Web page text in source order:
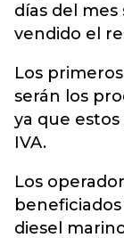
días del
vendido el
Los
serán los
ya que
IVA.
Los
diesel